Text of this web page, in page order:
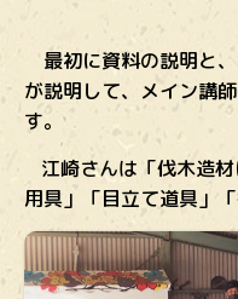
最初に資料の説明と
が説明して、メイン講
す。
江崎さんは「伐木造
用具」「目立て道具」